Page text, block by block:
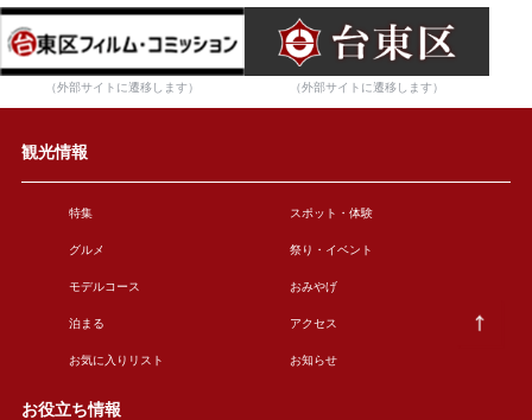
（外部サイトに遷移します） （外部サイトに遷移します）
観光情報
特集 スポット・体験
グルメ 祭り・イベント
モデルコース おみやげ
泊まる アクセス
お気に入りリスト お知らせ
お役立ち情報